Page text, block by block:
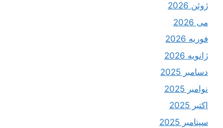
ژوئن 2026
می 2026
فوریه 2026
ژانویه 2026
دسامبر 2025
نوامبر 2025
اکتبر 2025
سپتامبر 2025